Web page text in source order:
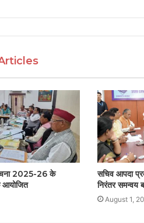
2025-26 के
आयोजित
सचिव आपदा
निरंतर समन्वय
August 1,